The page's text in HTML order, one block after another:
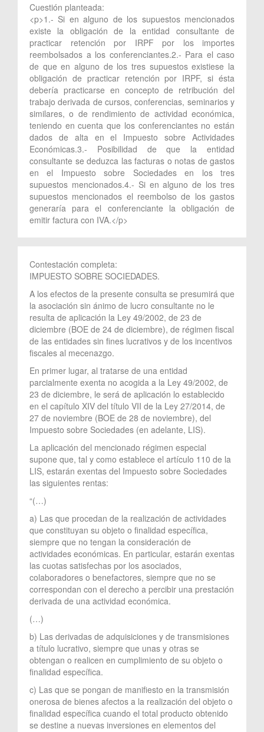
Cuestión planteada:
<p>1.- Si en alguno de los supuestos mencionados
existe la obligación de la entidad consultante de
practicar retención por IRPF por los importes
reembolsados a los conferenciantes.2.- Para el caso
de que en alguno de los tres supuestos existiese la
obligación de practicar retención por IRPF, si ésta
debería practicarse en concepto de retribución del
trabajo derivada de cursos, conferencias, seminarios y
similares, o de rendimiento de actividad económica,
teniendo en cuenta que los conferenciantes no están
dados de alta en el Impuesto sobre Actividades
Económicas.3.- Posibilidad de que la entidad
consultante se deduzca las facturas o notas de gastos
en el Impuesto sobre Sociedades en los tres
supuestos mencionados.4.- Si en alguno de los tres
supuestos mencionados el reembolso de los gastos
generaría para el conferenciante la obligación de
emitir factura con IVA.</p>
Contestación completa:
IMPUESTO SOBRE SOCIEDADES.
A los efectos de la presente consulta se presumirá que
la asociación sin ánimo de lucro consultante no le
resulta de aplicación la Ley 49/2002, de 23 de
diciembre (BOE de 24 de diciembre), de régimen fiscal
de las entidades sin fines lucrativos y de los incentivos
fiscales al mecenazgo.
En primer lugar, al tratarse de una entidad
parcialmente exenta no acogida a la Ley 49/2002, de
23 de diciembre, le será de aplicación lo establecido
en el capítulo XIV del título VII de la Ley 27/2014, de
27 de noviembre (BOE de 28 de noviembre), del
Impuesto sobre Sociedades (en adelante, LIS).
La aplicación del mencionado régimen especial
supone que, tal y como establece el artículo 110 de la
LIS, estarán exentas del Impuesto sobre Sociedades
las siguientes rentas:
“(…)
a) Las que procedan de la realización de actividades
que constituyan su objeto o finalidad específica,
siempre que no tengan la consideración de
actividades económicas. En particular, estarán exentas
las cuotas satisfechas por los asociados,
colaboradores o benefactores, siempre que no se
correspondan con el derecho a percibir una prestación
derivada de una actividad económica.
(…)
b) Las derivadas de adquisiciones y de transmisiones
a título lucrativo, siempre que unas y otras se
obtengan o realicen en cumplimiento de su objeto o
finalidad específica.
c) Las que se pongan de manifiesto en la transmisión
onerosa de bienes afectos a la realización del objeto o
finalidad específica cuando el total producto obtenido
se destine a nuevas inversiones en elementos del